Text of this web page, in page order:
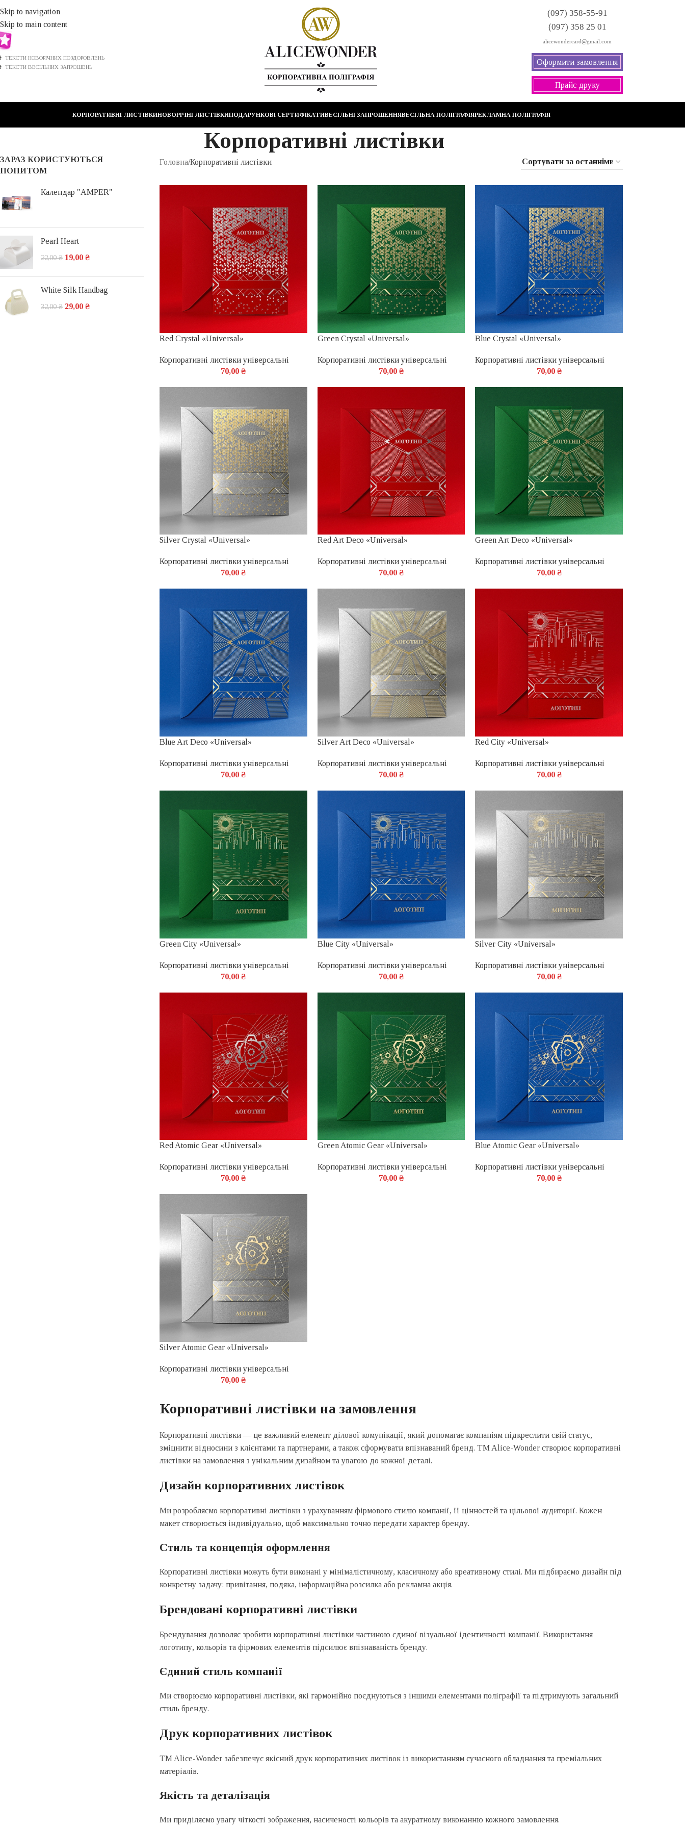
Skip to navigation
Skip to main content
ТЕКСТИ НОВОРІЧНИХ ПОЗДОРОВЛЕНЬ
ТЕКСТИ ВЕСІЛЬНИХ ЗАПРОШЕНЬ
(097) 358-55-91
(097) 358 25 01
alicewondercard@gmail.com
Оформити замовлення
Прайс друку
КОРПОРАТИВНІ ЛИСТІВКИНОВОРІЧНІ ЛИСТІВКИПОДАРУНКОВІ СЕРТИФІКАТИВЕСІЛЬНІ ЗАПРОШЕННЯВЕСІЛЬНА ПОЛІГРАФІЯРЕКЛАМНА ПОЛІГРАФІЯ
Корпоративні листівки
ЗАРАЗ КОРИСТУЮТЬСЯ
ПОПИТОМ
Календар "AMPER"
Pearl Heart
22,00₴ 19,00 ₴
White Silk Handbag
32,00₴ 29,00 ₴
Головна Корпоративні листівки
Red Crystal «Universal»
Корпоративні листівки універсальні
70,00₴
Green Crystal «Universal»
Корпоративні листівки універсальні
70,00 ₴
Blue Crystal «Universal»
Корпоративні листівки універсальні
70,00 ₴
Silver Crystal «Universal»
Корпоративні листівки універсальні
70,00₴
Red Art Deco «Universal»
Корпоративні листівки універсальні
70,00 ₴
Green Art Deco «Universal»
Корпоративні листівки універсальні
70,00 ₴
Blue Art Deco «Universal»
Корпоративні листівки універсальні
70,00₴
Silver Art Deco «Universal»
Корпоративні листівки універсальні
70,00 ₴
Red City «Universal»
Корпоративні листівки універсальні
70,00 ₴
Green City «Universal»
Корпоративні листівки універсальні
70,00₴
Blue City «Universal»
Корпоративні листівки універсальні
70,00 ₴
Silver City «Universal»
Корпоративні листівки універсальні
70,00 ₴
Red Atomic Gear «Universal»
Корпоративні листівки універсальні
70,00₴
Green Atomic Gear «Universal»
Корпоративні листівки універсальні
70,00 ₴
Blue Atomic Gear «Universal»
Корпоративні листівки універсальні
70,00 ₴
Silver Atomic Gear «Universal»
Корпоративні листівки універсальні
70,00₴
Корпоративні листівки на замовлення
Корпоративні листівки — це важливий елемент ділової комунікації, який допомагає компаніям підкреслити свій статус,
зміцнити відносини з клієнтами та партнерами, а також сформувати впізнаваний бренд. TM Alice-Wonder створює корпоративні
листівки на замовлення з унікальним дизайном та увагою до кожної деталі.
Дизайн корпоративних листівок
Ми розробляємо корпоративні листівки з урахуванням фірмового стилю компанії, її цінностей та цільової аудиторії. Кожен
макет створюється індивідуально, щоб максимально точно передати характер бренду.
Стиль та концепція оформлення
Корпоративні листівки можуть бути виконані у мінімалістичному, класичному або креативному стилі. Ми підбираємо дизайн під
конкретну задачу: привітання, подяка, інформаційна розсилка або рекламна акція.
Брендовані корпоративні листівки
Брендування дозволяє зробити корпоративні листівки частиною єдиної візуальної ідентичності компанії. Використання
логотипу, кольорів та фірмових елементів підсилює впізнаваність бренду.
Єдиний стиль компанії
Ми створюємо корпоративні листівки, які гармонійно поєднуються з іншими елементами поліграфії та підтримують загальний
стиль бренду.
Друк корпоративних листівок
TM Alice-Wonder забезпечує якісний друк корпоративних листівок із використанням сучасного обладнання та преміальних
матеріалів.
Якість та деталізація
Ми приділяємо увагу чіткості зображення, насиченості кольорів та акуратному виконанню кожного замовлення.